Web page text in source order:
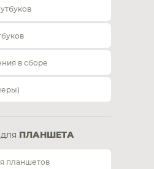
в сборе
ПЛАНШЕТА
планшетов